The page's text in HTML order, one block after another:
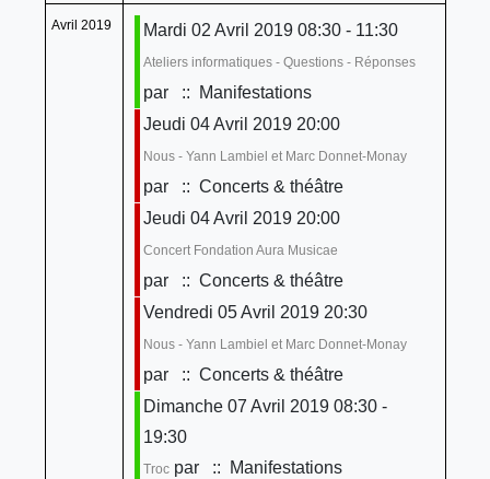
Avril 2019 Mardi 02 Avril 2019 08:30 - 11:30
Ateliers informatiques - Questions - Réponses
par
:: Manifestations
Jeudi 04 Avril 2019 20:00
Nous - Yann Lambiel et Marc Donnet-Monay
par
:: Concerts & théâtre
Jeudi 04 Avril 2019 20:00
Concert Fondation Aura Musicae
par
:: Concerts & théâtre
Vendredi 05 Avril 2019 20:30
Nous - Yann Lambiel et Marc Donnet-Monay
par
:: Concerts & théâtre
Dimanche 07 Avril 2019 08:30 -
19:30
Trocpar
:: Manifestations